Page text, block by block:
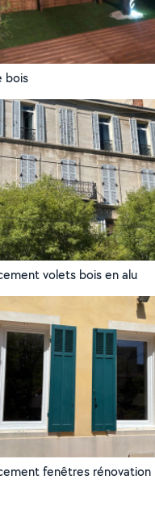
bois
volets bois en alu
fenêtres rénovation